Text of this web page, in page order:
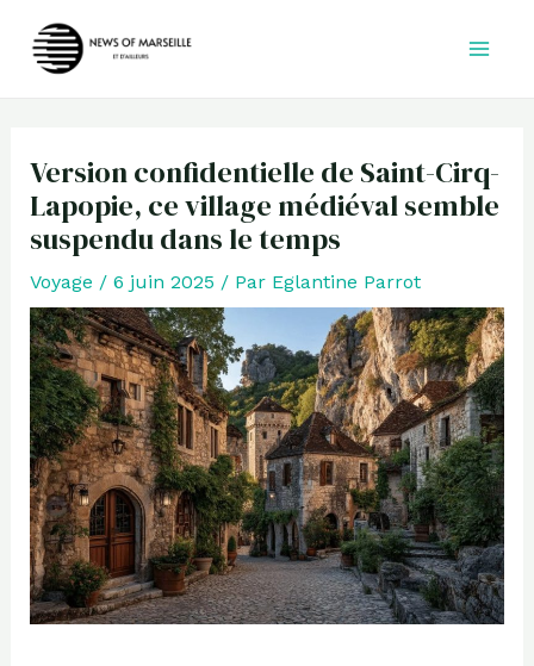
Version confidentielle de Saint-Cirq-
Lapopie, ce village médiéval semble
suspendu dans le temps
Voyage / 6 juin 2025 / Par Eglantine Parrot